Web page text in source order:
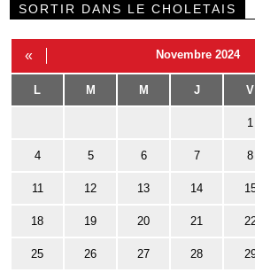
SORTIR DANS LE CHOLETAIS
« Novembre 2024
L M M J V
1
4 5 6 7 8
11 12 13 14
18 19 20 21
25 26 27 28